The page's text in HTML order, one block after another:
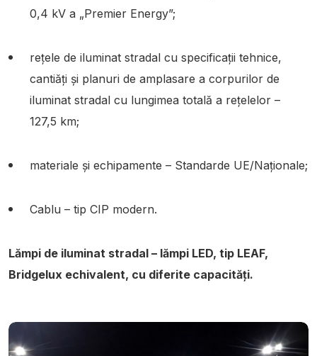
0,4 kV a „Premier Energy”;
rețele de iluminat stradal cu specificații tehnice,
cantiăți și planuri de amplasare a corpurilor de
iluminat stradal cu lungimea totală a rețelelor –
127,5 km;
materiale și echipamente – Standarde UE/Naționale;
Cablu – tip CIP modern.
Lămpi de iluminat stradal – lămpi LED, tip LEAF,
Bridgelux echivalent, cu diferite capacități.